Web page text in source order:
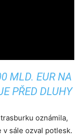
MLD. EUR NA
PŘED DLUHY
oznámila,
sále ozval potlesk.